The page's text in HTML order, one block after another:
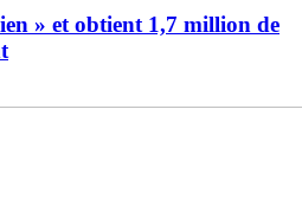
» et obtient 1,7 million de